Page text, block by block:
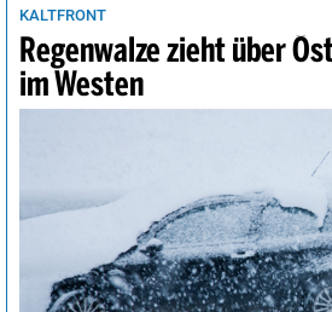
KALTFRONT
Regenwalze zieht über
im Westen